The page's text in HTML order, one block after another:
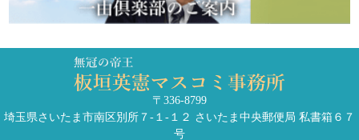
〒336-8799
埼玉県さいたま市南区別所７-１-１２ さいたま中央郵便局 私書箱６７
号